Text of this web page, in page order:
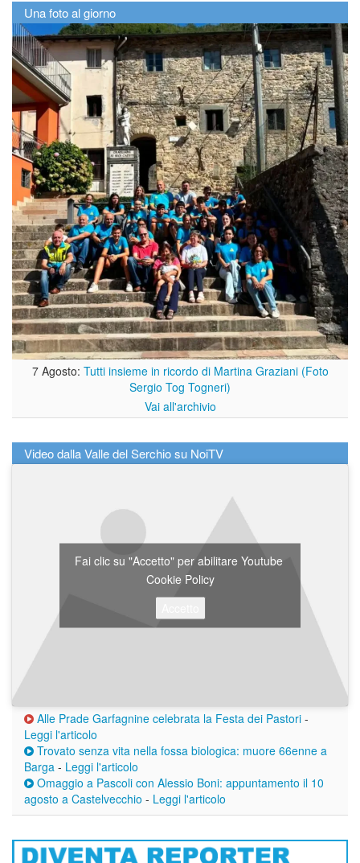
Una foto al giorno
7 Agosto: Tutti insieme in ricordo di Martina Graziani (Foto
Sergio Tog Togneri)
Vai all'archivio
Video dalla Valle del Serchio su NoiTV
Fai clic su "Accetto" per abilitare Youtube
Cookie Policy
Alle Prade Garfagnine celebrata la Festa dei Pastori -
Leggi l'articolo
Trovato senza vita nella fossa biologica: muore 66enne a
Barga - Leggi l'articolo
Omaggio a Pascoli con Alessio Boni: appuntamento il 10
agosto a Castelvecchio - Leggi l'articolo